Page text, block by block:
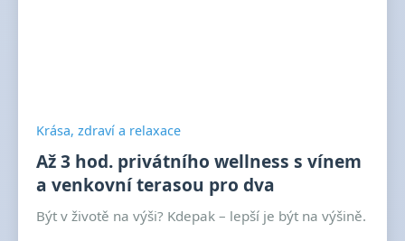
Krása, zdraví a relaxace
Až 3 hod. privátního wellness s vínem
a venkovní terasou pro dva
Být v životě na výši? Kdepak – lepší je být na výšině.